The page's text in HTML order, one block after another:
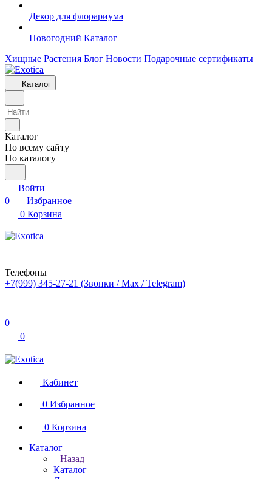
Декор для флорариума
Новогодний Каталог
Хищные Растения Блог Новости Подарочные сертификаты
Каталог
Каталог
По всему сайту
По каталогу
Войти
0
Избранное
0 Корзина
Телефоны
+7(999) 345-27-21 (Звонки / Max / Telegram)
0
0
Кабинет
0 Избранное
0 Корзина
Каталог
Назад
Каталог